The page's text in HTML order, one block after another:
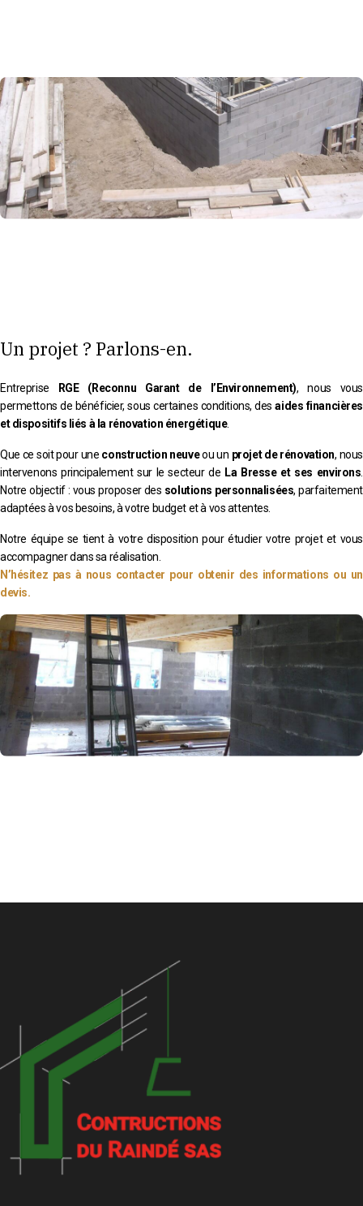
Un projet ? Parlons-en.
Entreprise RGE (Reconnu Garant de l’Environnement), nous vous
permettons de bénéficier, sous certaines conditions, desaides financières
et dispositifs liés à la rénovation énergétique.
Que ce soit pour une construction neuveou un projet de rénovation, nous
intervenons principalement sur le secteur de La Bresse et ses environs
Notre objectif : vous proposer des solutions personnalisées, parfaitement
adaptées à vos besoins, à votre budget et à vos attentes.
Notre équipe se tient à votre disposition pour étudier votre projet et vous
accompagner dans sa réalisation.
N’hésitez pas à nous contacter pour obtenir des informations ou un
devis.